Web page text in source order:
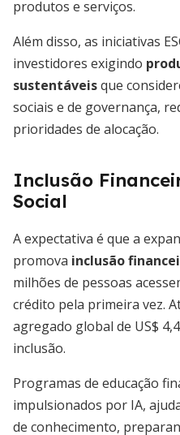
produtos e serviços.
Além disso, as iniciativas
investidores exigindo
sustentáveisque
sociais e de governança,
prioridades de alocação.
Inclusão
Social
A expectativa é que a
promova inclusão
milhões de pessoas
crédito pela primeira vez.
agregado global de US$
inclusão.
Programas de educação
impulsionados por IA,
de conhecimento,